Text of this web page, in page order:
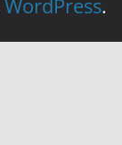
WordPress.